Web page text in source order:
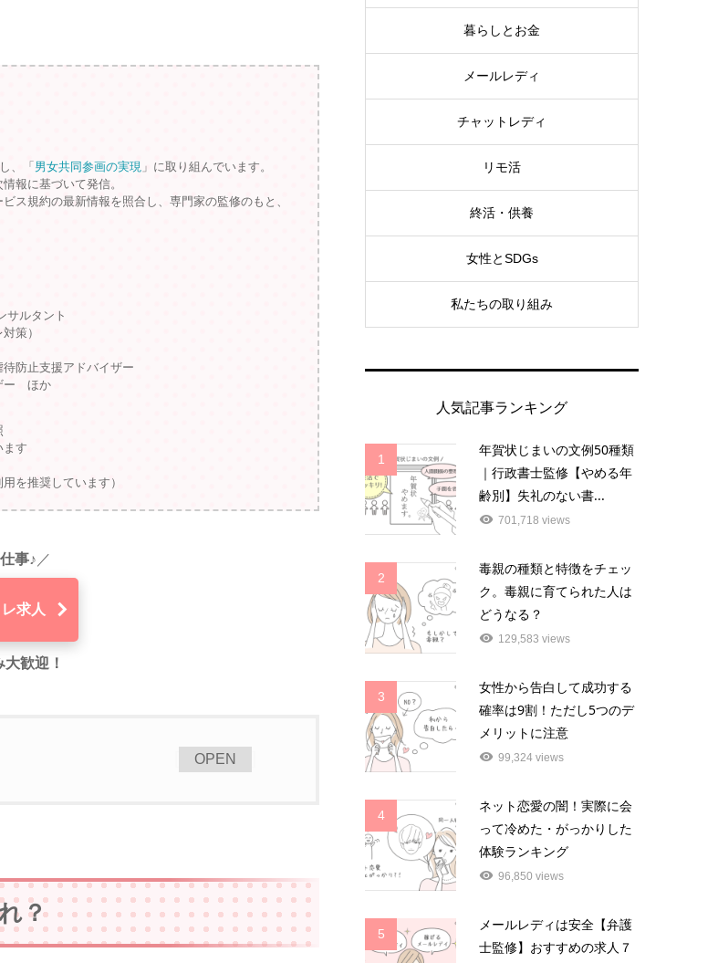
、「男女共同参画の実現 」に取り組んでいます。
報に基づいて発信。
ス規約の最新情報を照合し、専門家の監修のもと、
サルタント
策）
防止支援アドバイザー
ー ほか
ます
を推奨しています）
事♪ ／
求人
歓迎！
OPEN
？
暮らしとお金
メールレディ
チャットレディ
リモ活
終活・供養
女性とSDGs
私たちの取り組み
人気記事ランキング
1
年賀状じまいの文例50種類
｜行政書士監修【やめる年
齢別】失礼のない書...
701,718 views
2
毒親の種類と特徴をチェッ
ク。毒親に育てられた人は
どうなる？
129,583 views
3
女性から告白して成功する
確率は9割！ただし5つのデ
メリットに注意
99,324 views
4
ネット恋愛の闇！実際に会
って冷めた・がっかりした
体験ランキング
96,850 views
5
メールレディは安全【弁護
士監修】おすすめの求人７